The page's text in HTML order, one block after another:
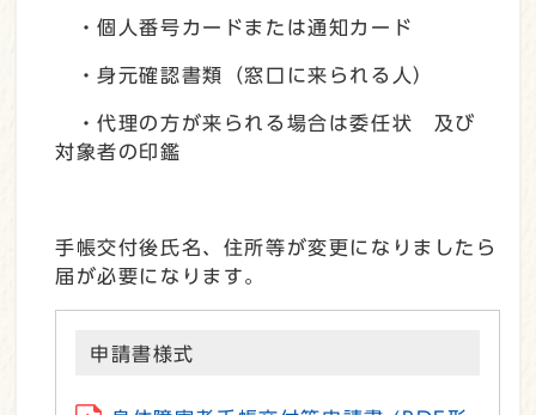
・個人番号カードまたは通知カード
・身元確認書類（窓口に来られる人）
・代理の方が来られる場合は委任状 及び
対象者の印鑑
手帳交付後氏名、住所等が変更になりましたら
届が必要になります。
申請書様式